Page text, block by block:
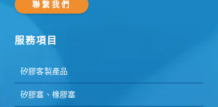
聯繫我們
服務項目
矽膠客製產品
矽膠塞、橡膠塞